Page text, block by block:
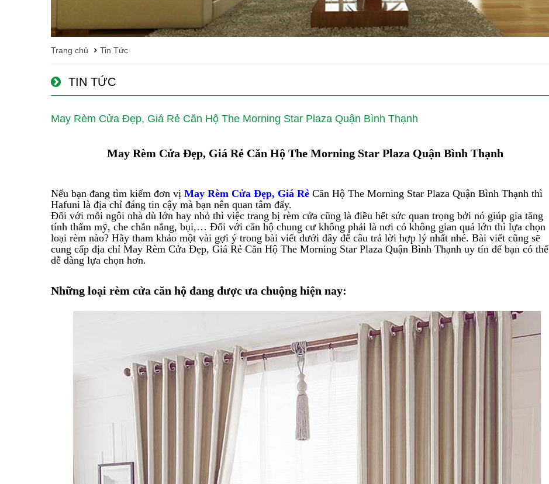
Trang chủ Tin Tức
TIN TỨC
May Rèm Cửa Đẹp, Giá Rẻ Căn Hộ The Morning Star Plaza Quận Bình Thạnh
May Rèm Cửa Đẹp, Giá Rẻ Căn Hộ The Morning Star Plaza Quận Bình Thạnh
Nếu bạn đang tìm kiếm đơn vị May Rèm Cửa Đẹp, Giá Rẻ Căn Hộ The Morning Star Plaza Quận Bình Thạnh thì
Hafuni là địa chỉ đáng tin cậy mà bạn nên quan tâm đấy.
Đối với mỗi ngôi nhà dù lớn hay nhỏ thì việc trang bị rèm cửa cũng là điều hết sức quan trọng bởi nó giúp gia tăng
tính thẩm mỹ, che chắn nắng, bụi,… Đối với căn hộ chung cư không phải là nơi có không gian quá lớn thì lựa chọn
loại rèm nào? Hãy tham khảo một vài gợi ý trong bài viết dưới đây để câu trả lời hợp lý nhất nhé. Bài viết cũng sẽ
cung cấp địa chỉ May Rèm Cửa Đẹp, Giá Rẻ Căn Hộ The Morning Star Plaza Quận Bình Thạnh uy tín để bạn có thể
dễ dàng lựa chọn hơn.
Những loại rèm cửa căn hộ đang được ưa chuộng hiện nay: